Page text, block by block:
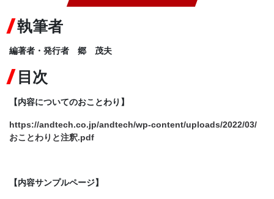
執筆者
編著者・発行者 郷 茂夫
目次
【内容についてのおことわり】
https://andtech.co.jp/andtech/wp-content/uploads/2022/03/
おことわりと注釈.pdf
【内容サンプルページ】